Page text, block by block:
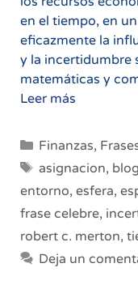
en el tiempo, en
eficazmente la
y la incertidumbre
matemáticas y
Leer más
finanzas
Categorías
Finanzas,
Etiquetas
asignacion,
entorno, esfera,
frase celebre,
robert c. merton,
Deja un